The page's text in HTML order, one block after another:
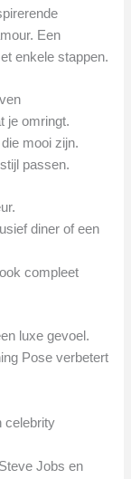
Een
enkele stappen.
je omringt.
mooi zijn.
passen.
diner of een
compleet
luxe gevoel.
Pose verbetert
celebrity
Jobs en